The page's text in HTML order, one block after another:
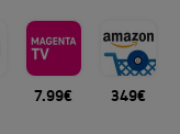
7.99€ 349€